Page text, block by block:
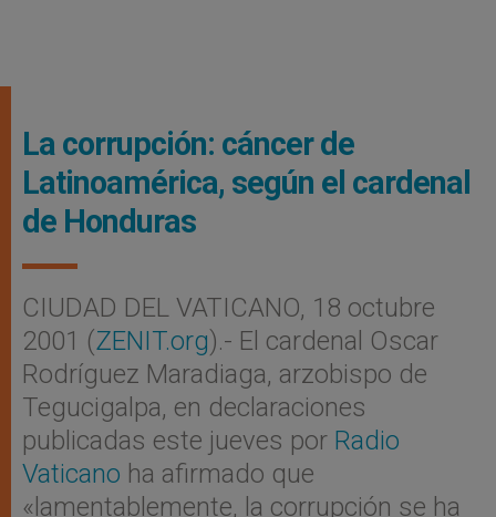
La corrupción: cáncer de
Latinoamérica, según el cardenal
de Honduras
CIUDAD DEL VATICANO, 18 octubre
2001 (ZENIT.org).- El cardenal Oscar
Rodríguez Maradiaga, arzobispo de
Tegucigalpa, en declaraciones
publicadas este jueves por Radio
Vaticano ha afirmado que
«lamentablemente, la corrupción se ha